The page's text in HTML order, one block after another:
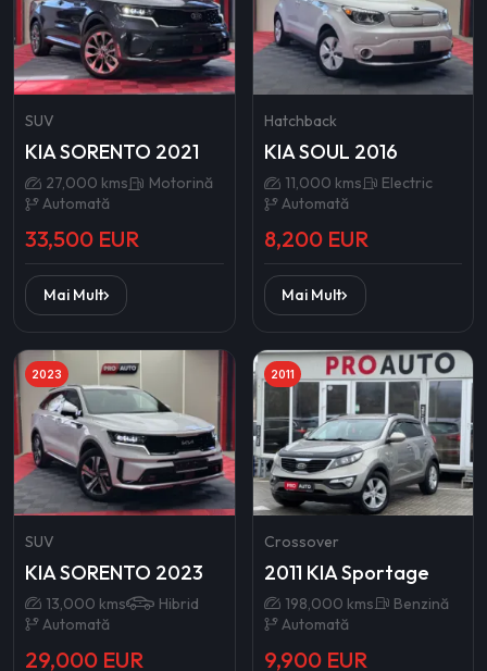
SUV
KIA SORENTO 2021
27,000 kms
Motorină
Automată
33,500 EUR
Mai Mult
Hatchback
KIA SOUL 2016
11,000 kms
Electric
Automată
8,200 EUR
Mai Mult
2023
SUV
KIA SORENTO 2023
13,000 kms
Hibrid
Automată
29,000 EUR
2011
Crossover
2011 KIA Sportage
198,000 kms
Benzină
Automată
9,900 EUR